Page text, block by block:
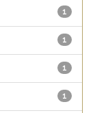
1
1
1
1